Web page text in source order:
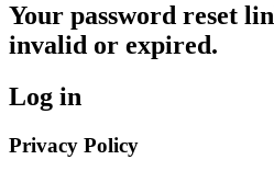
Your password reset
invalid or expired.
Log in
Privacy Policy